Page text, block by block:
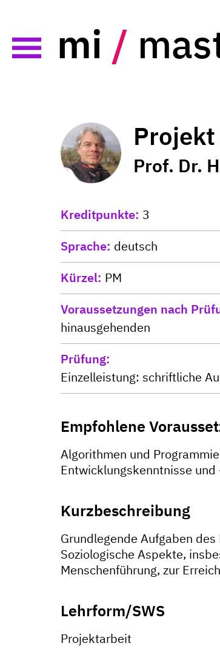
mi /
Prof. Dr.
Kreditpunkte 3
Sprache deutsch
Kürzel PM
Voraussetzungen nach
hinausgehenden
Prüfung
Einzelleistung: schriftliche
Empfohlene
Algorithmen und
Entwicklungskenntnisse
Kurzbeschreibung
Grundlegende Aufgaben
Soziologische Aspekte,
Menschenführung, zur
Lehrform/SWS
Projektarbeit